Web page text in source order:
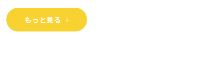
もっと見る